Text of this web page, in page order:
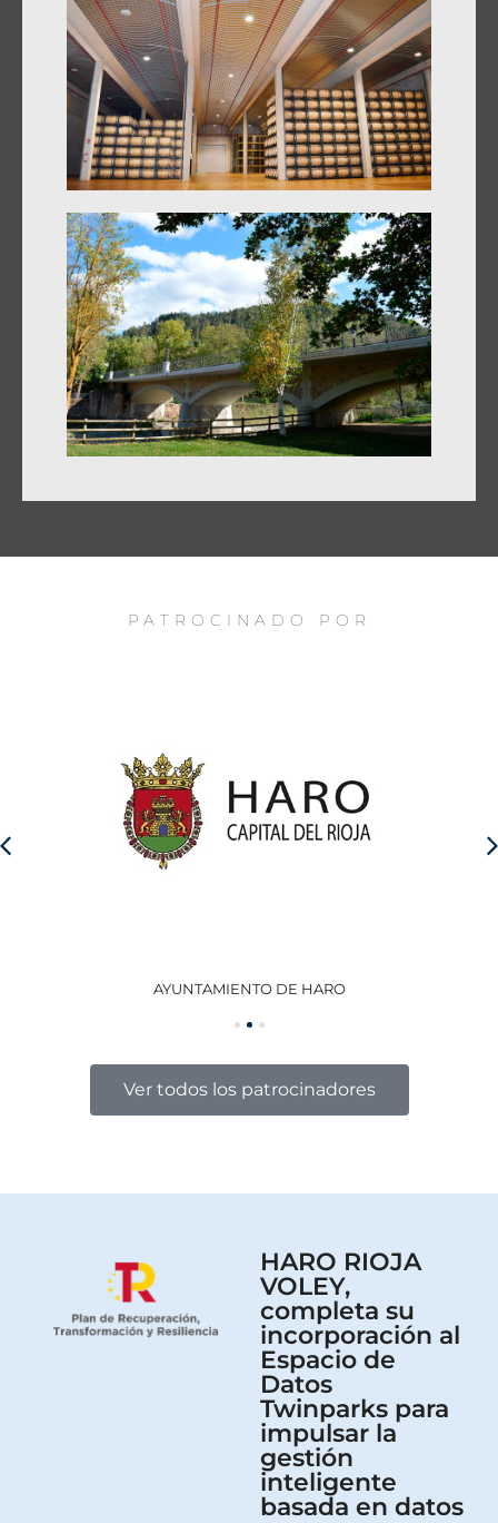
PATROCINADO POR
AYUNTAMIENTO DE HARO
Ver todos los patrocinadores
HARO RIOJA
VOLEY,
completa su
incorporación al
Espacio de
Datos
Twinparks para
impulsar la
gestión
inteligente
basada en datos